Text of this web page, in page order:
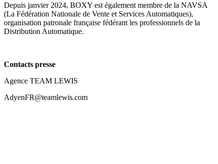
Depuis janvier 2024, BOXY est également membre de la NAVSA
(La Fédération Nationale de Vente et Services Automatiques),
organisation patronale française fédérant les professionnels de la
Distribution Automatique.
Contacts presse
Agence TEAM LEWIS
AdyenFR@teamlewis.com